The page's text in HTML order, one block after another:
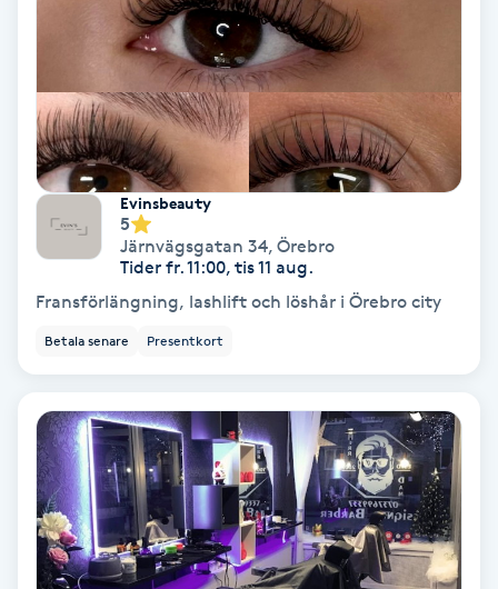
Diamantslipning
Enzympeeling
Extensions
Extensions borttagning
Eyeliner-tatuering
Faceliftmassage
Fet hårbotten
Fettreducering
Evinsbeauty
5
Järnvägsgatan 34, Örebro
Tider fr. 11:00, tis 11 aug.
Fransförlängning, lashlift och löshår i Örebro city
Betala senare Presentkort